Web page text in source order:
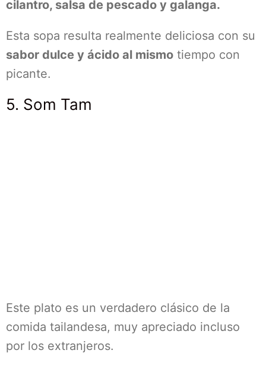
cilantro, salsa de pescado y galanga.
Esta sopa resulta realmente deliciosa con su
sabor dulce y ácido al mismo tiempo con
picante.
5. Som Tam
Este plato es un verdadero clásico de la
comida tailandesa, muy apreciado incluso
por los extranjeros.